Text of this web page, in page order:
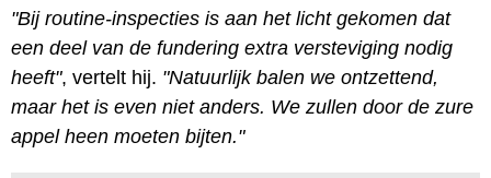
"Bij routine-inspecties is aan het licht gekomen dat
een deel van de fundering extra versteviging nodig
heeft", vertelt hij. "Natuurlijk balen we ontzettend,
maar het is even niet anders. We zullen door de zure
appel heen moeten bijten."